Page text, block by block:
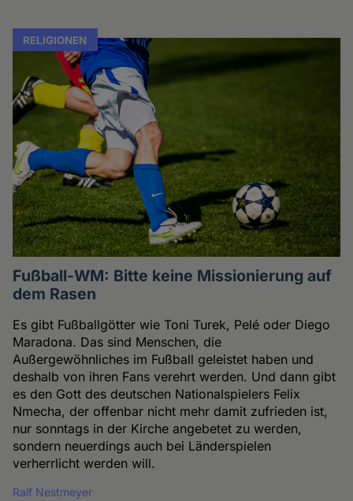
RELIGIONEN
Fußball-WM: Bitte keine Missionierung auf
dem Rasen
Es gibt Fußballgötter wie Toni Turek, Pelé oder Diego
Maradona. Das sind Menschen, die
Außergewöhnliches im Fußball geleistet haben und
deshalb von ihren Fans verehrt werden. Und dann gibt
es den Gott des deutschen Nationalspielers Felix
Nmecha, der offenbar nicht mehr damit zufrieden ist,
nur sonntags in der Kirche angebetet zu werden,
sondern neuerdings auch bei Länderspielen
verherrlicht werden will.
Ralf Nestmeyer